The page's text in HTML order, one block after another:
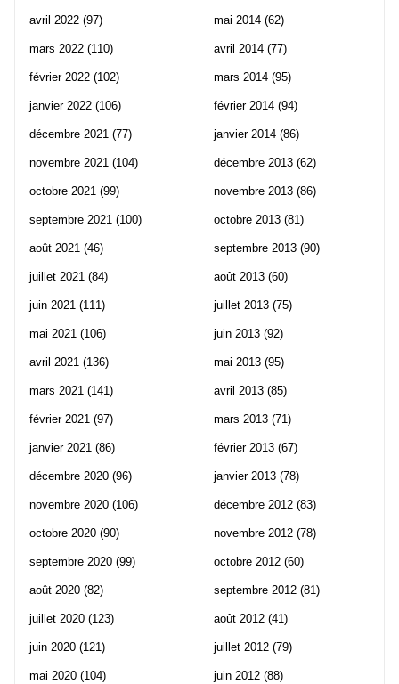
avril 2022 (97)
mars 2022 (110)
février 2022 (102)
janvier 2022 (106)
décembre 2021 (77)
novembre 2021 (104)
octobre 2021 (99)
septembre 2021 (100)
août 2021 (46)
juillet 2021 (84)
juin 2021 (111)
mai 2021 (106)
avril 2021 (136)
mars 2021 (141)
février 2021 (97)
janvier 2021 (86)
décembre 2020 (96)
novembre 2020 (106)
octobre 2020 (90)
septembre 2020 (99)
août 2020 (82)
juillet 2020 (123)
juin 2020 (121)
mai 2020 (104)
mai 2014 (62)
avril 2014 (77)
mars 2014 (95)
février 2014 (94)
janvier 2014 (86)
décembre 2013 (62)
novembre 2013 (86)
octobre 2013 (81)
septembre 2013 (90)
août 2013 (60)
juillet 2013 (75)
juin 2013 (92)
mai 2013 (95)
avril 2013 (85)
mars 2013 (71)
février 2013 (67)
janvier 2013 (78)
décembre 2012 (83)
novembre 2012 (78)
octobre 2012 (60)
septembre 2012 (81)
août 2012 (41)
juillet 2012 (79)
juin 2012 (88)